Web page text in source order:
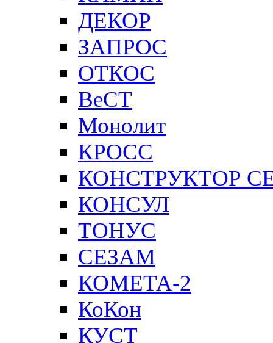
ДЕКОР
ЗАПРОС
ОТКОС
ВеСТ
Монолит
КРОСС
КОНСТРУКТОР
КОНСУЛ
ТОНУС
СЕЗАМ
КОМЕТА-2
КоКон
КУСТ